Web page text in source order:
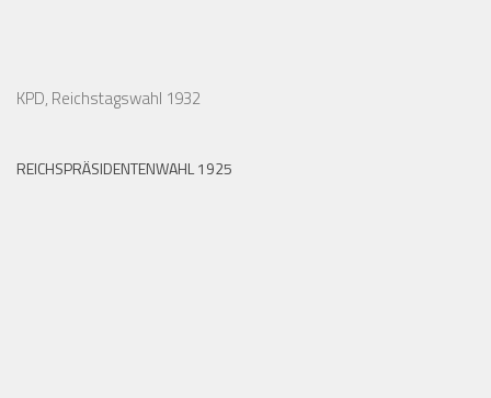
KPD, Reichstagswahl 1932
REICHSPRÄSIDENTENWAHL 1925